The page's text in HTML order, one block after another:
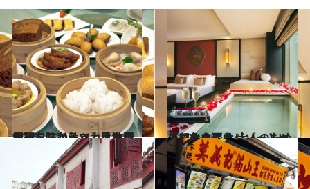
2016.11.22
飲茶、スイーツ、風水スポット…… しっとり中国情緒を味わうマカオ散歩
旅＆お出かけ 2016.10.5
「マカオ＝カジノ」という印象を覆す 大人のためのリュクスなリゾートへ
旅＆お出かけ